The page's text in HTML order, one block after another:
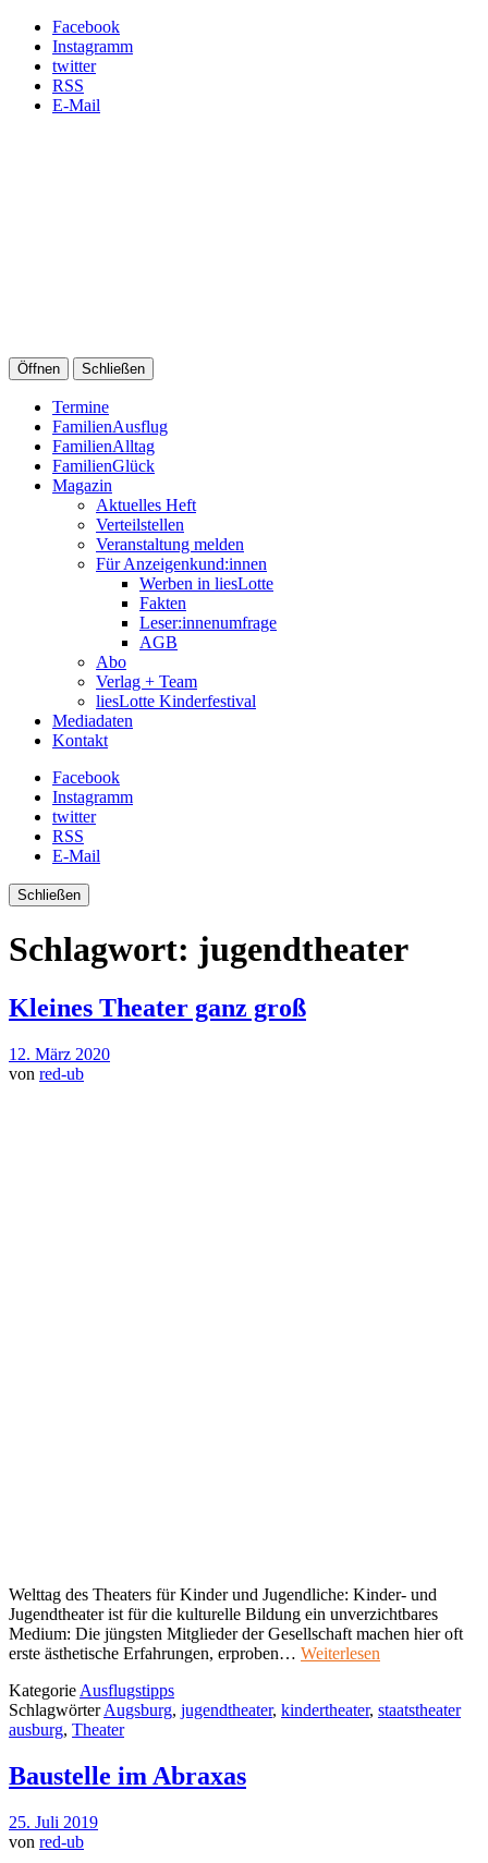
Facebook
Instagramm
twitter
RSS
E-Mail
Öffnen Schließen
Termine
FamilienAusflug
FamilienAlltag
FamilienGlück
Magazin
Aktuelles Heft
Verteilstellen
Veranstaltung melden
Für Anzeigenkund:innen
Werben in liesLotte
Fakten
Leser:innenumfrage
AGB
Abo
Verlag + Team
liesLotte Kinderfestival
Mediadaten
Kontakt
Facebook
Instagramm
twitter
RSS
E-Mail
Schließen
Schlagwort: jugendtheater
Kleines Theater ganz groß
12. März 2020
von red-ub
Welttag des Theaters für Kinder und Jugendliche: Kinder- und
Jugendtheater ist für die kulturelle Bildung ein unverzichtbares
Medium: Die jüngsten Mitglieder der Gesellschaft machen hier oft
erste ästhetische Erfahrungen, erproben… Weiterlesen
Kategorie Ausflugstipps
SchlagwörterAugsburg, jugendtheater, kindertheater, staatstheater
ausburg, Theater
Baustelle im Abraxas
25. Juli 2019
von red-ub